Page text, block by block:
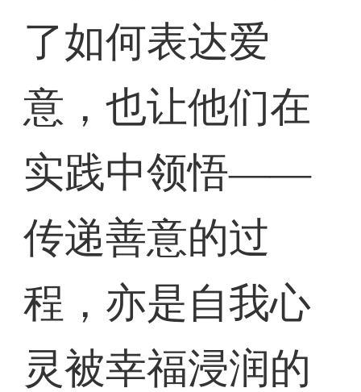
了如何表达爱
意，也让他们在
实践中领悟——
传递善意的过
程，亦是自我心
灵被幸福浸润的